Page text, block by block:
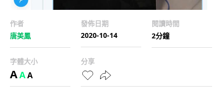
作者
唐美鳳
發佈日期
2020-10-14
閱讀時間
2分鐘
字體大小
AAA
分享